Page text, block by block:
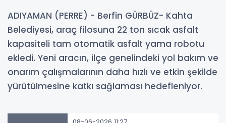
ADIYAMAN (PERRE) - Berfin GÜRBÜZ- Kahta
Belediyesi, araç filosuna 22 ton sıcak asfalt
kapasiteli tam otomatik asfalt yama robotu
ekledi. Yeni aracın, ilçe genelindeki yol bakım ve
onarım çalışmalarının daha hızlı ve etkin şekilde
yürütülmesine katkı sağlaması hedefleniyor.